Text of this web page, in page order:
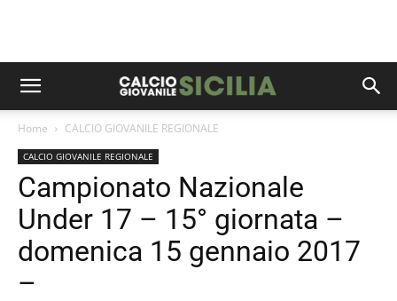
Home CALCIO GIOVANILE REGIONALE
CALCIO GIOVANILE REGIONALE
Campionato Nazionale
Under 17 – 15° giornata –
domenica 15 gennaio 2017
–